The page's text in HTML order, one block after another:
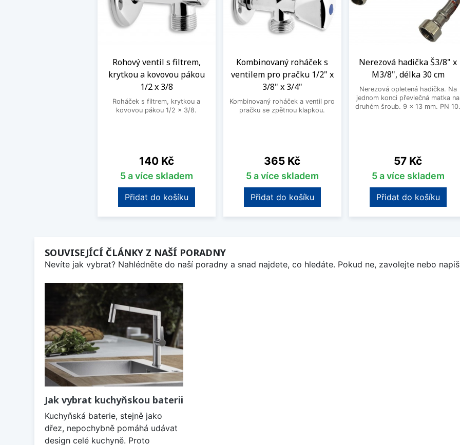
Rohový ventil s filtrem,
krytkou a kovovou pákou
1/2 x 3/8
Roháček s filtrem, krytkou a
kovovou pákou 1/2 x 3/8.
Cena
140 Kč
5 a více skladem
Přidat do košíku
Kombinovaný roháček s
ventilem pro pračku 1/2" x
3/8" x 3/4"
Kombinovaný roháček a ventil pro
pračku se zpětnou klapkou.
Cena
365 Kč
5 a více skladem
Přidat do košíku
Nerezová hadička Š3/8" x
M3/8", délka 30 cm
Nerezová opletená hadička. Na
jednom konci převlečná matka na
druhém šroub. 9 x 13 mm. PN 10.
Cena
57 Kč
5 a více skladem
Přidat do košíku
SOUVISEJÍCÍ ČLÁNKY Z NAŠÍ PORADNY
Nevíte jak vybrat? Nahlédněte do naší poradny a snad najdete, co hledáte. Pokud ne, zavolejte nebo
Jak vybrat kuchyňskou baterii
Kuchyňská baterie, stejně jako
dřez, nepochybně pomáhá udávat
design celé kuchyně. Proto